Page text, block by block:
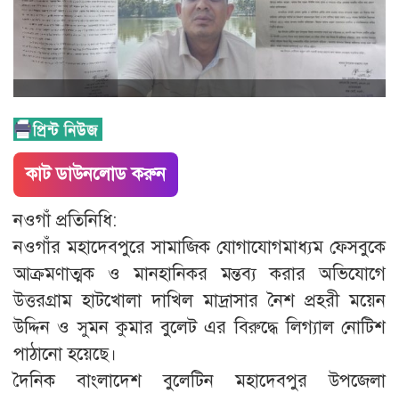
কাট ডাউনলোড করুন
নওগাঁ প্রতিনিধি:
নওগাঁর মহাদেবপুরে সামাজিক যোগাযোগমাধ্যম ফেসবুকে
আক্রমণাত্মক ও মানহানিকর মন্তব্য করার অভিযোগে
উত্তরগ্রাম হাটখোলা দাখিল মাদ্রাসার নৈশ প্রহরী ময়েন
উদ্দিন ও সুমন কুমার বুলেট এর বিরুদ্ধে লিগ্যাল নোটিশ
পাঠানো হয়েছে।
দৈনিক বাংলাদেশ বুলেটিন মহাদেবপুর উপজেলা